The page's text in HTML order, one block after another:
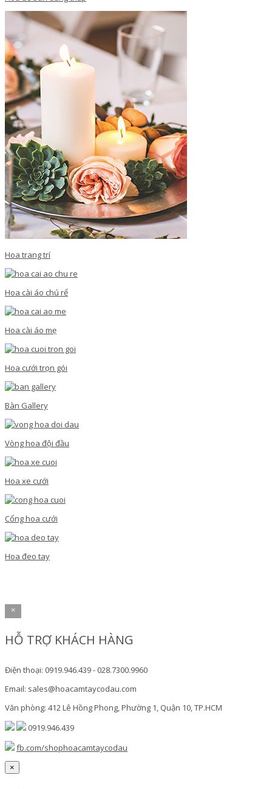
Hoa trang trí
Hoa cài áo chú rể
Hoa cài áo mẹ
Hoa cưới trọn gói
Bàn Gallery
Vòng hoa đội đầu
Hoa xe cưới
Cổng hoa cưới
Hoa đeo tay
×
HỖ TRỢ KHÁCH HÀNG
Điện thoại: 0919.946.439 - 028.7300.9960
Email: sales@hoacamtaycodau.com
Văn phòng: 412 Lê Hồng Phong, Phường 1, Quận 10, TP.HCM
0919.946.439
fb.com/shophoacamtaycodau
×